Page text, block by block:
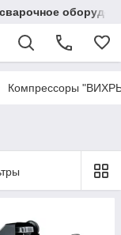
Компрессоры